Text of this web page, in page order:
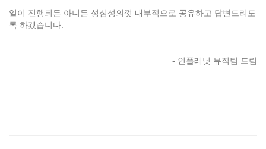
일이 진행되든 아니든 성심성의껏 내부적으로 공유하고 답변드리도
록 하겠습니다.
- 인플래닛 뮤직팀 드림